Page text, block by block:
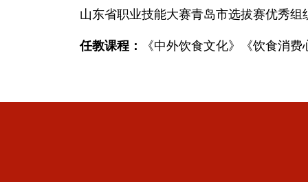
山东省职业技能大赛青岛市选拔赛优秀组
任教课程 ： 《中外饮食文化》 《饮食消费